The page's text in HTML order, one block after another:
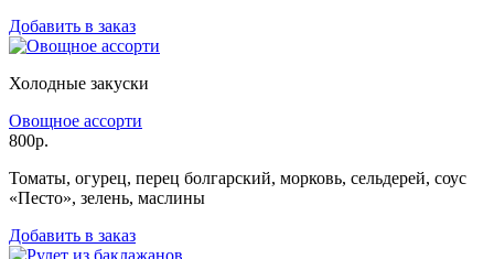
Добавить в заказ
Холодные закуски
Овощное ассорти
800р.
Томаты, огурец, перец болгарский, морковь, сельдерей, соус
«Песто», зелень, маслины
Добавить в заказ